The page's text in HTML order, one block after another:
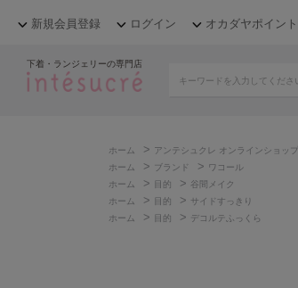
新規会員登録 ログイン オカダヤポイント
下着・ランジェリーの専門店
ホーム > アンテシュクレ オンラインショップ
ホーム
> ブランド > ワコール
ホーム
> 目的 > 谷間メイク
ホーム
> 目的 > サイドすっきり
ホーム
> 目的 > デコルテふっくら